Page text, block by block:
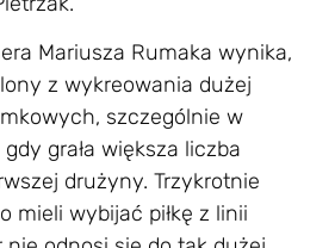
Mariusza Rumaka wynika,
z wykreowania dużej
szczególnie w
grała większa liczba
drużyny. Trzykrotnie
mieli wybijać piłkę z linii